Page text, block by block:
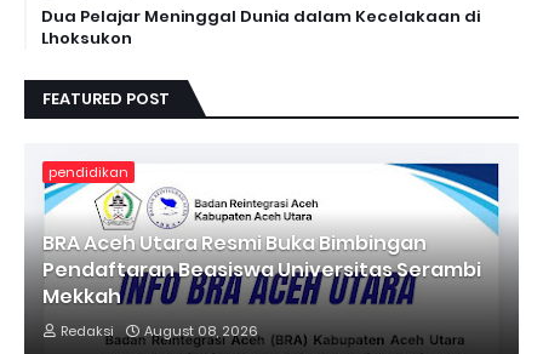
Dua Pelajar Meninggal Dunia dalam Kecelakaan di
Lhoksukon
FEATURED POST
pendidikan
BRA Aceh Utara Resmi Buka Bimbingan
Pendaftaran Beasiswa Universitas Serambi
Mekkah
Redaksi August 08, 2026